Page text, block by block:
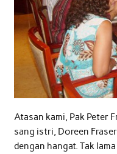
Atasan kami, Pak Peter
sang istri, Doreen
dengan hangat. Tak